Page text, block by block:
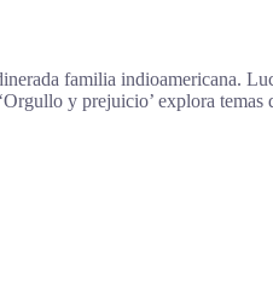
familia indioamericana.
y prejuicio’ explora